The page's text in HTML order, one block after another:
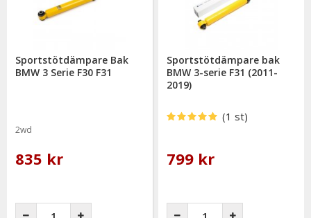
Sportstötdämpare Bak
BMW 3 Serie F30 F31
2wd
835 kr
Sportstötdämpare bak
BMW 3-serie F31 (2011-
2019)
(1 st)
799 kr